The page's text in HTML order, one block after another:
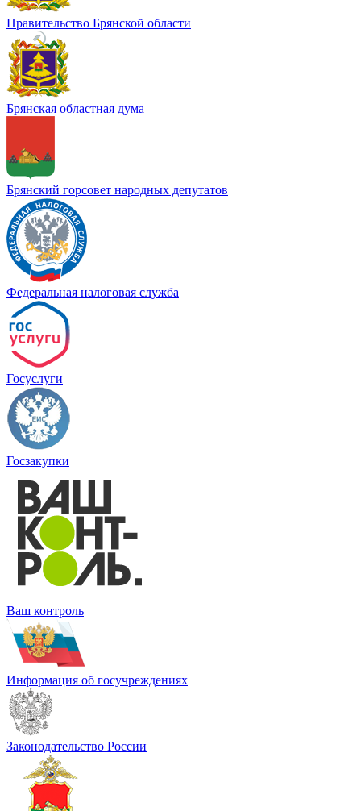
Правительство Брянской области
Брянская областная дума
Брянский горсовет народных депутатов
Федеральная налоговая служба
Госуслуги
Госзакупки
Ваш контроль
Информация об госучреждениях
Законодательство России